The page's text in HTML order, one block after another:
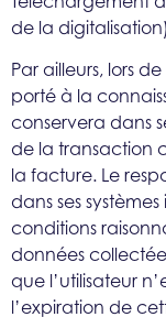
de la digitalisation)
Par ailleurs, lors
porté à la
conservera dans
de la transaction
la facture. Le
dans ses
conditions
données
que l’utilisateur
l’expiration de